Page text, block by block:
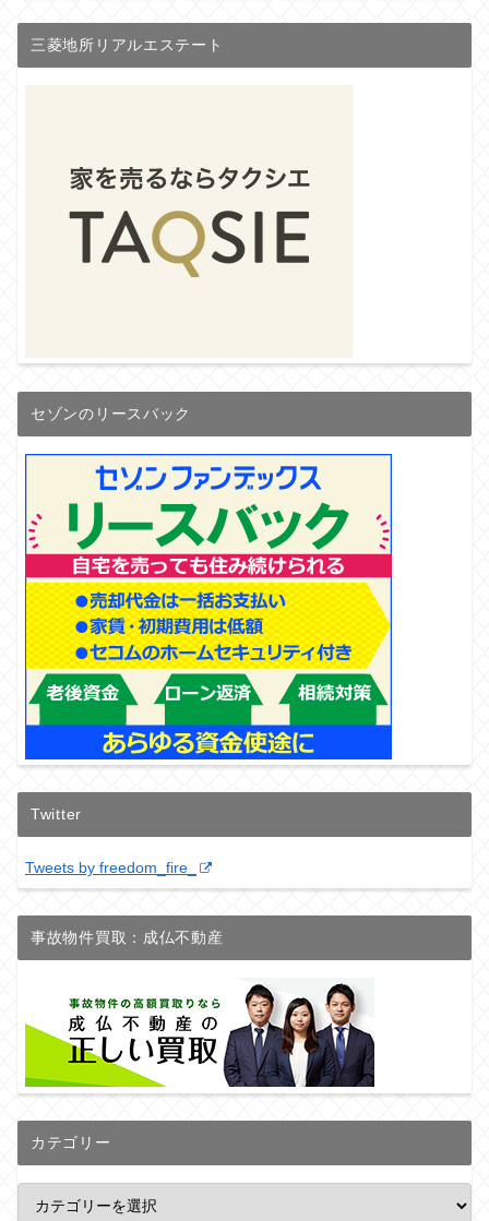
三菱地所リアルエステート
セゾンのリースバック
Twitter
Tweets by freedom_fire_
事故物件買取：成仏不動産
カテゴリー